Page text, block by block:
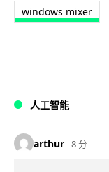
windows mixer
人工智能
arthur 8 分